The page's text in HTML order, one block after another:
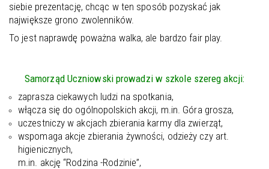
siebie prezentację, chcąc w ten sposób pozyskać jak
największe grono zwolenników.
To jest naprawdę poważna walka, ale bardzo fair play.
Samorząd Uczniowski prowadzi w szkole szereg akcji:
zaprasza ciekawych ludzi na spotkania,
włącza się do ogólnopolskich akcji, m.in. Góra grosza,
uczestniczy w akcjach zbierania karmy dla zwierząt,
wspomaga akcje zbierania żywności, odzieży czy art.
higienicznych,
m.in. akcję “Rodzina -Rodzinie”,